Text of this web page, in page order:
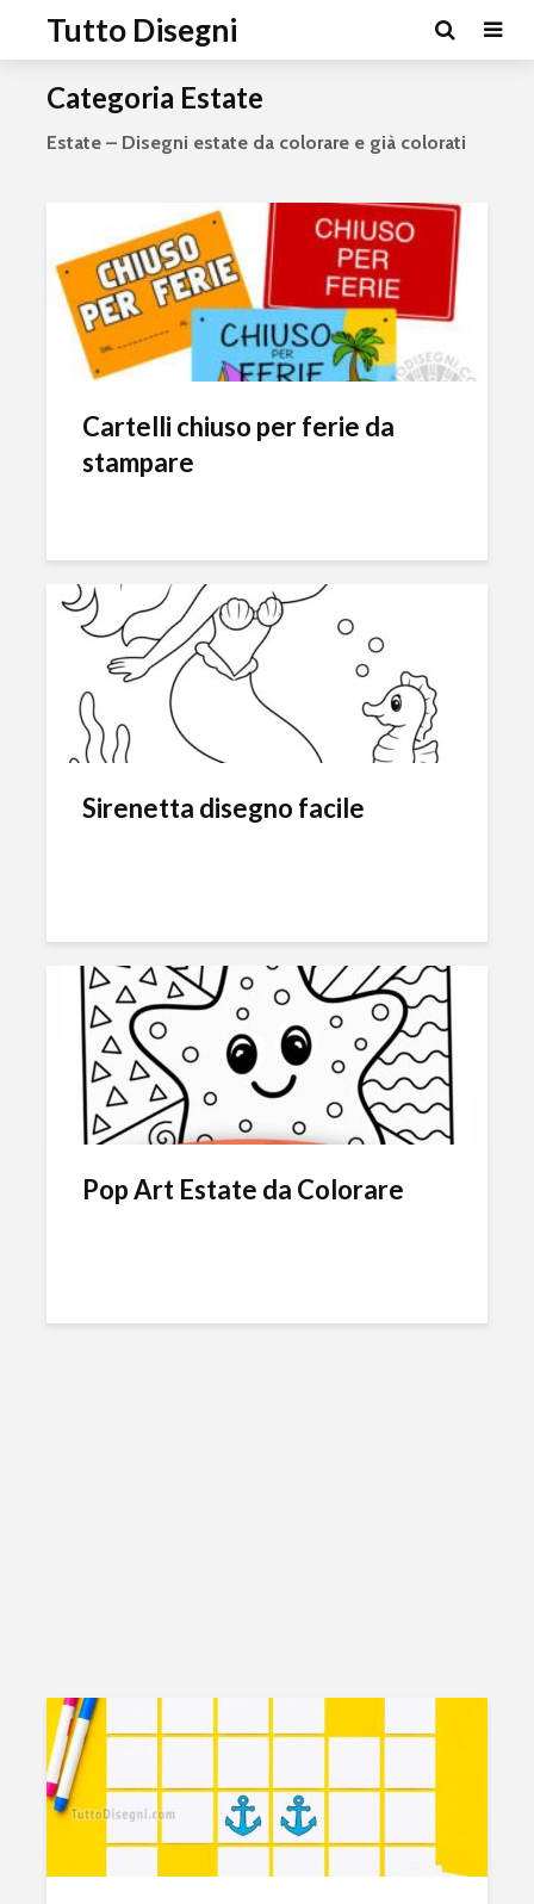
Tutto Disegni
Categoria Estate
Estate – Disegni estate da colorare e già colorati
Cartelli chiuso per ferie da
stampare
Sirenetta disegno facile
Pop Art Estate da Colorare